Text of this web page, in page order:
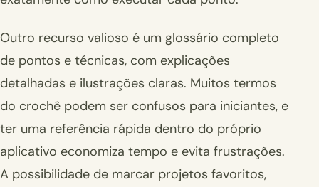
Outro recurso valioso é um glossário completo
de pontos e técnicas, com explicações
detalhadas e ilustrações claras. Muitos termos
do crochê podem ser confusos para iniciantes, e
ter uma referência rápida dentro do próprio
aplicativo economiza tempo e evita frustrações.
A possibilidade de marcar projetos favoritos,